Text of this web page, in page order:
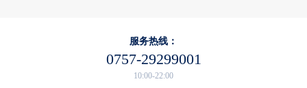
服务热线：
0757-29299001
10:00-22:00